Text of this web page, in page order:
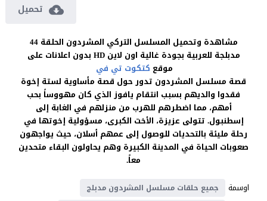
تحميل
مشاهدة وتحميل المسلسل التركي المشردون الحلقة 44
مدبلجة للعربية بجودة غالية اون لاين HD بدون اعلانات على
موقع كتكوت تي في
قصة مسلسل المشردون تدور حول قصة مأساوية لستة إخوة
فقدوا والديهم بسبب انتقام يافوز الذي كان مهووساً بحب
أمهم، مما اضطرهم للهرب من منزلهم في الغابة إلى
إسطنبول. تتولى عزيزة، الأخت الكبرى، مسؤولية إخوتها في
رحلة مليئة بالتحديات للوصول إلى عمهم أسلان، حيث يواجهون
صعوبات الحياة في المدينة الكبيرة وهم يحاولون البقاء متحدين
معاً.
اوسمة
جميع حلقات مسلسل المشردون مدبلج